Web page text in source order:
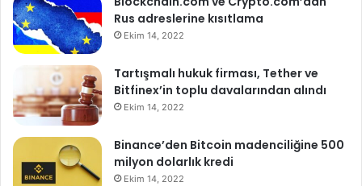
Rus adreslerine kısıtlama
Ekim 14, 2022
Tartışmalı hukuk firması, Tether ve
Bitfinex’in toplu davalarından alındı
Ekim 14, 2022
Binance’den Bitcoin madenciliğine 500
milyon dolarlık kredi
Ekim 14, 2022